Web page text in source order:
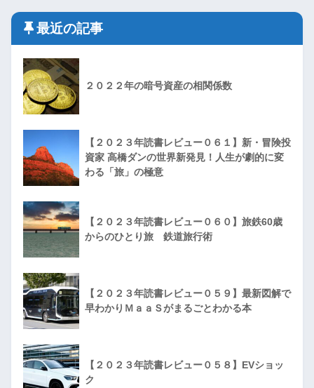
最近の記事
２０２２年の暗号資産の相関係数
【２０２３年読書レビュー０６１】新・冒険投
資家 高橋ダンの世界新発見！人生が劇的に変
わる「旅」の極意
【２０２３年読書レビュー０６０】旅鉄60歳
からのひとり旅 鉄道旅行術
【２０２３年読書レビュー０５９】最新図解で
早わかりＭａａＳがまるごとわかる本
【２０２３年読書レビュー０５８】EVショッ
ク